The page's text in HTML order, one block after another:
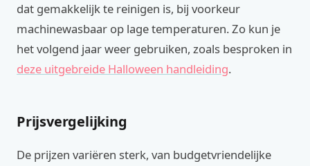
dat gemakkelijk te reinigen is, bij voorkeur
machinewasbaar op lage temperaturen. Zo kun je
het volgend jaar weer gebruiken, zoals besproken in
deze uitgebreide Halloween handleiding.
Prijsvergelijking
De prijzen variëren sterk, van budgetvriendelijke